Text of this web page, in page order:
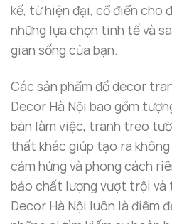
Đèn Bàn Đá Cẩm
Cho Không Gian
Thạch
Với thiết kế thanh thoát
bàn đá cẩm thạchsẽ là
cho không gian phòng
với những ai yêu thích
khách chung cưhiện đại,
trọng và tinh tế. Bạn có thể
kế, từ hiện đại, cổ điển cho
những lựa chọn tinh tế và
gian sống của bạn.
Các sản phẩm đồ decor
Decor Hà Nội bao gồm
bàn làm việc, tranh treo
thất khác giúp tạo ra
cảm hứng và phong cách
bảo chất lượng vượt trội và
Decor Hà Nội luôn là điểm